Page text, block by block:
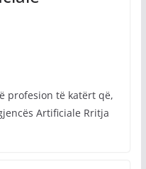
profesion të katërt që,
Artificiale Rritja